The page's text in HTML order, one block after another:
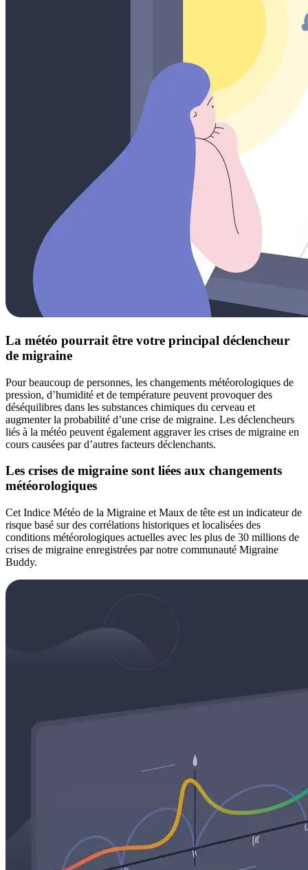
La météo pourrait être votre principal déclencheur
de migraine
Pour beaucoup de personnes, les changements météorologiques de
pression, d’humidité et de température peuvent provoquer des
déséquilibres dans les substances chimiques du cerveau et
augmenter la probabilité d’une crise de migraine. Les déclencheurs
liés à la météo peuvent également aggraver les crises de migraine en
cours causées par d’autres facteurs déclenchants.
Les crises de migraine sont liées aux changements
météorologiques
Cet Indice Météo de la Migraine et Maux de tête est un indicateur de
risque basé sur des corrélations historiques et localisées des
conditions météorologiques actuelles avec les plus de 30 millions de
crises de migraine enregistrées par notre communauté Migraine
Buddy.